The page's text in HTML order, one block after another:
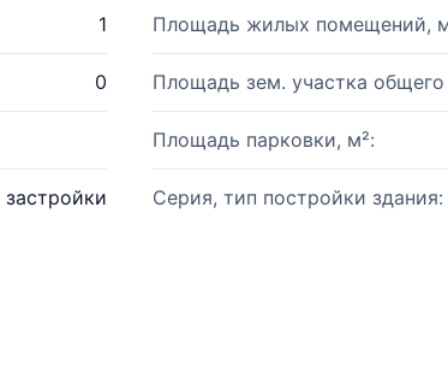
1 Площадь жилых помещений,
0 Площадь зем. участка
Площадь парковки, м²:
Серия, тип постройки здания: